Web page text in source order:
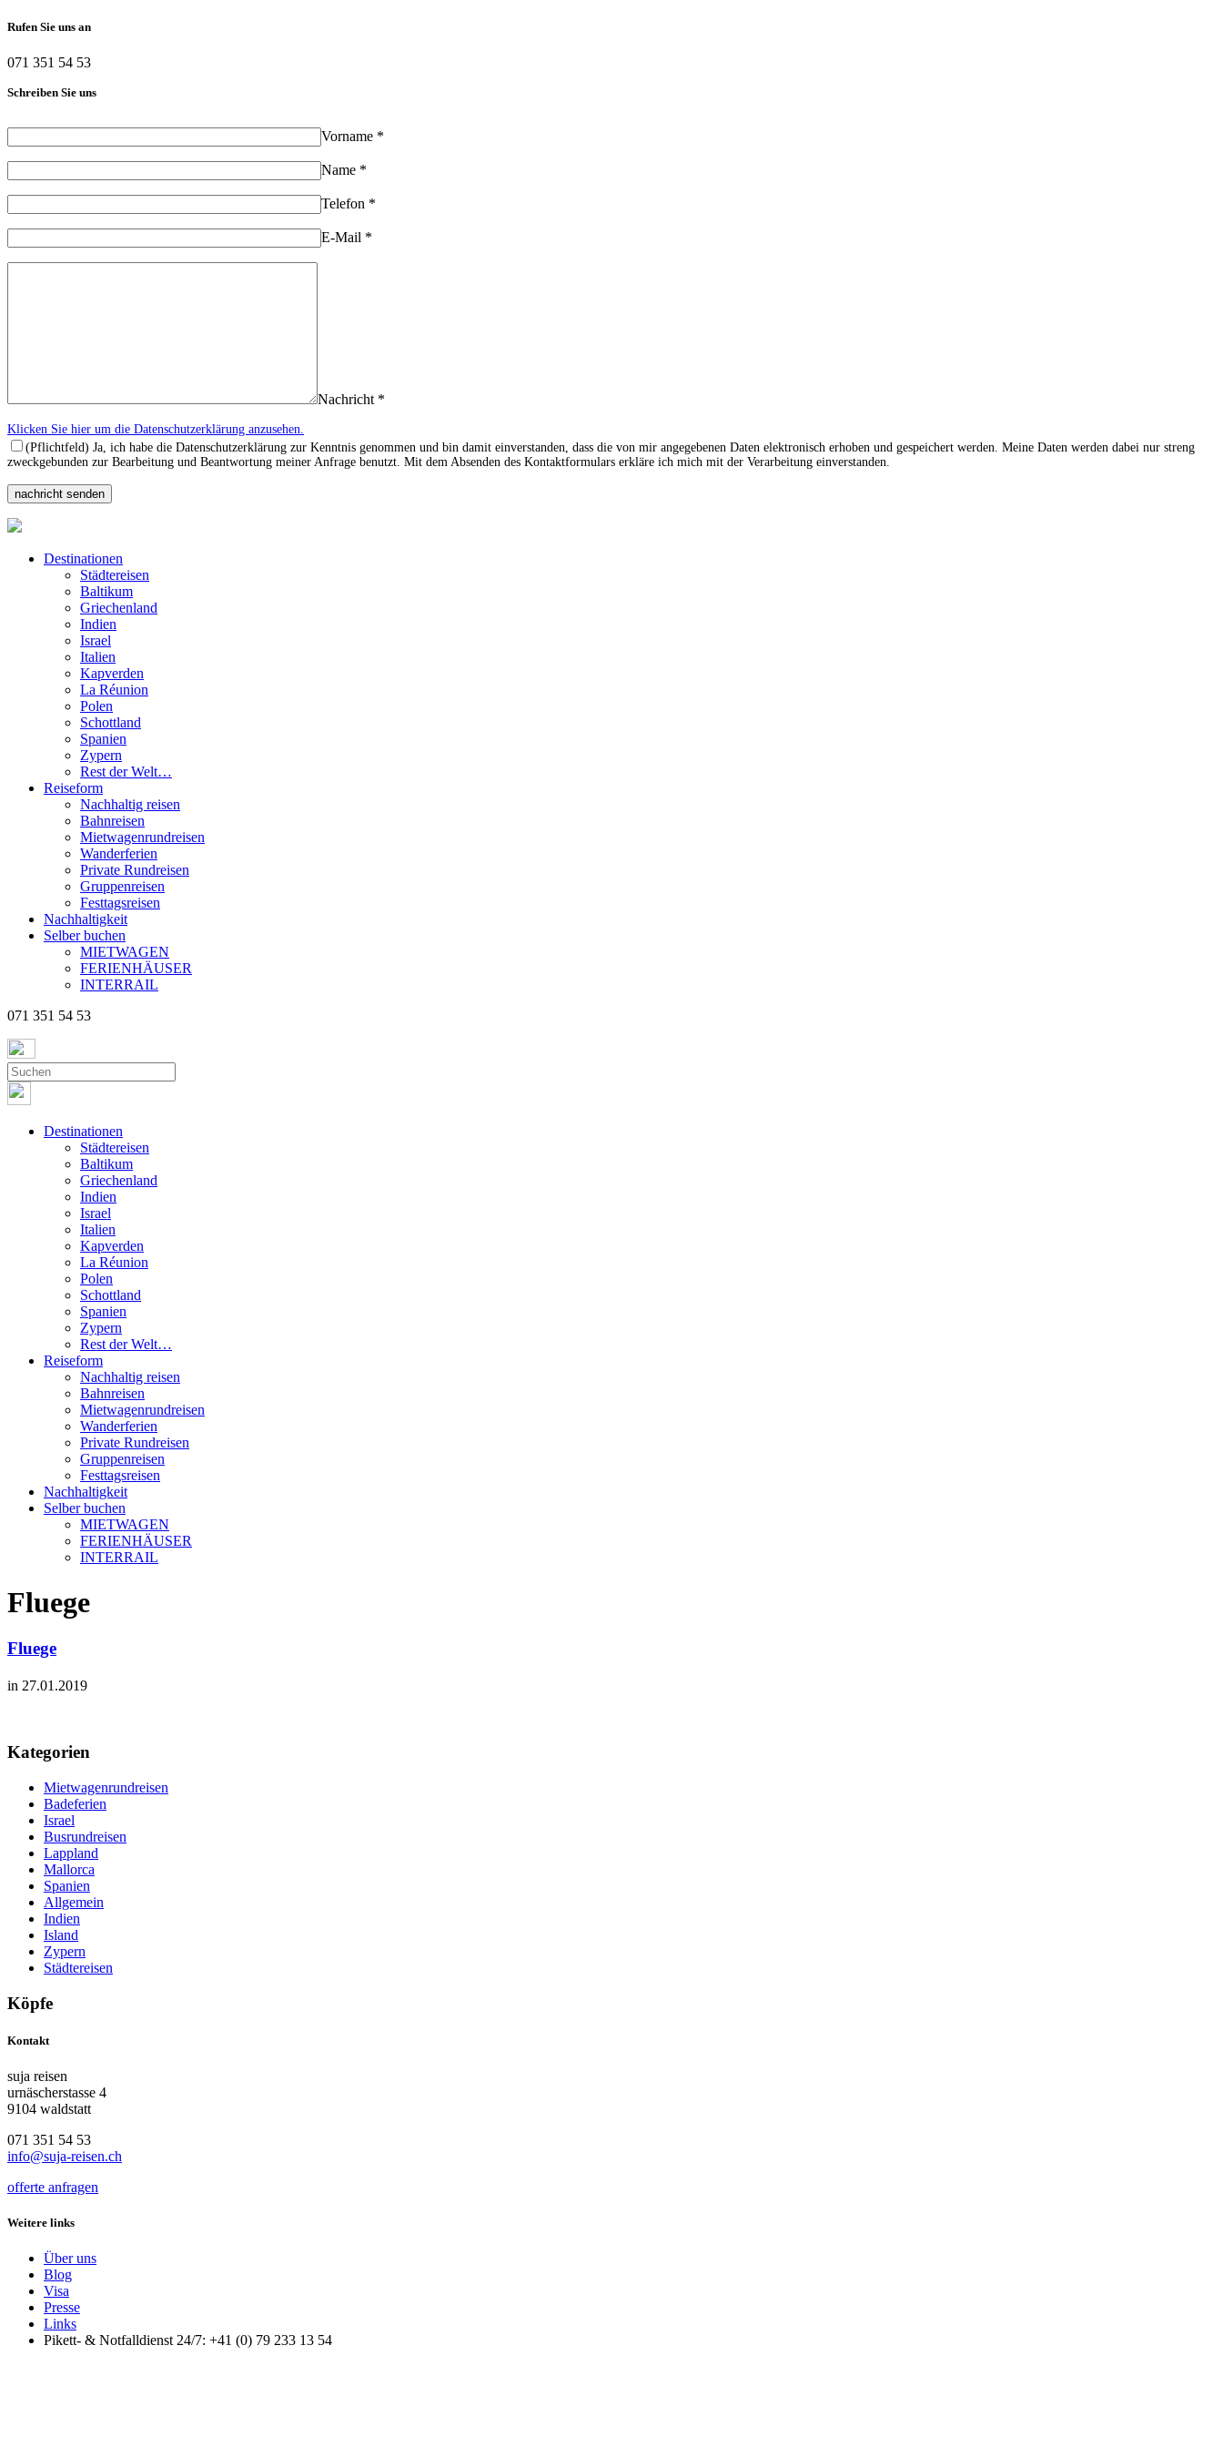
Rufen Sie uns an
071 351 54 53
Schreiben Sie uns
Vorname *
Name *
Telefon *
E-Mail *
Nachricht *
Klicken Sie hier um die Datenschutzerklärung anzusehen.
(Pflichtfeld) Ja, ich habe die Datenschutzerklärung zur Kenntnis genommen und bin damit einverstanden, dass die von mir angegebenen Daten elektronisch erhoben und gespeichert werden. Meine Daten werden dabei nur streng
zweckgebunden zur Bearbeitung und Beantwortung meiner Anfrage benutzt. Mit dem Absenden des Kontaktformulars erkläre ich mich mit der Verarbeitung einverstanden.
Destinationen
Städtereisen
Baltikum
Griechenland
Indien
Israel
Italien
Kapverden
La Réunion
Polen
Schottland
Spanien
Zypern
Rest der Welt…
Reiseform
Nachhaltig reisen
Bahnreisen
Mietwagenrundreisen
Wanderferien
Private Rundreisen
Gruppenreisen
Festtagsreisen
Nachhaltigkeit
Selber buchen
MIETWAGEN
FERIENHÄUSER
INTERRAIL
071 351 54 53
Destinationen
Städtereisen
Baltikum
Griechenland
Indien
Israel
Italien
Kapverden
La Réunion
Polen
Schottland
Spanien
Zypern
Rest der Welt…
Reiseform
Nachhaltig reisen
Bahnreisen
Mietwagenrundreisen
Wanderferien
Private Rundreisen
Gruppenreisen
Festtagsreisen
Nachhaltigkeit
Selber buchen
MIETWAGEN
FERIENHÄUSER
INTERRAIL
Fluege
Fluege
in 27.01.2019
Kategorien
Mietwagenrundreisen
Badeferien
Israel
Busrundreisen
Lappland
Mallorca
Spanien
Allgemein
Indien
Island
Zypern
Städtereisen
Köpfe
Kontakt
suja reisen
urnäscherstasse 4
9104 waldstatt
071 351 54 53
info@suja-reisen.ch
offerte anfragen
Weitere links
Über uns
Blog
Visa
Presse
Links
Pikett- & Notfalldienst 24/7: +41 (0) 79 233 13 54